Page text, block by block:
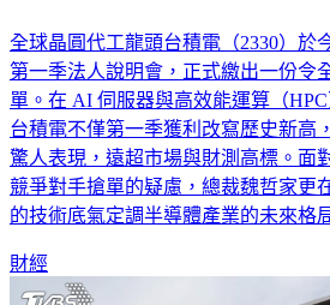
全球晶圓代工龍頭台積電（2330）於
第一季法人說明會，正式繳出一份令
單。在 AI 伺服器與高效能運算（
台積電不僅第一季獲利改寫歷史新高
驚人表現，遠超市場與財測高標。面
競爭對手搶單的疑慮，總裁魏哲家更
的技術底氣定調半導體產業的未來格
財經